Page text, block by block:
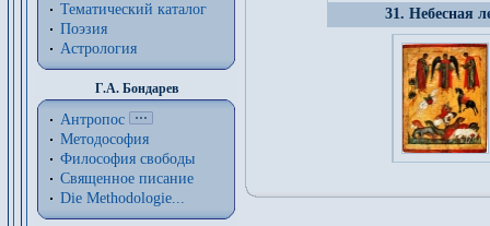
Тематический каталог
Поэзия
Астрология
Г.А. Бондарев
Антропос
Методософия
Философия cвободы
Священное писание
Die Methodologie...
31. Небесная